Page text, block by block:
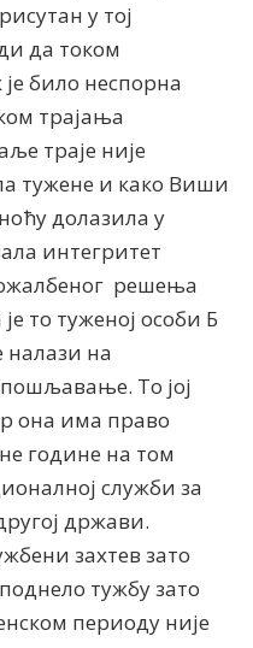
у тој
да током
било неспорна
трајања
траје није
тужене и како Виши
долазила у
интегритет
решења
то туженој особи Б
налази на
То јој
она има право
године на том
служби за
држави.
захтев зато
тужбу зато
периоду није